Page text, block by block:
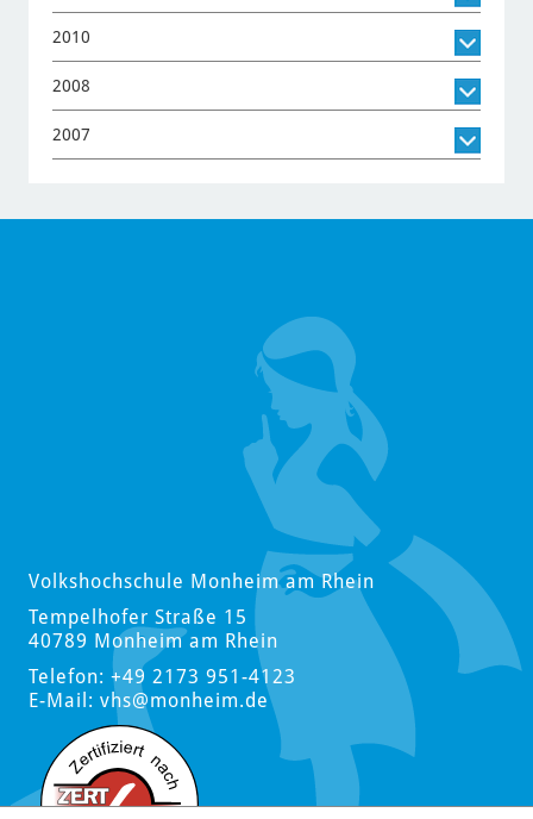
2010
2008
2007
Volkshochschule Monheim am Rhein
Tempelhofer Straße 15
40789 Monheim am Rhein
Telefon: +49 2173 951-4123
E-Mail: vhs@monheim.de